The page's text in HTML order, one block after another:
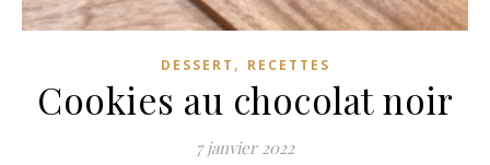
DESSERT , RECETTES
Cookies au chocolat noir
7 janvier 2022